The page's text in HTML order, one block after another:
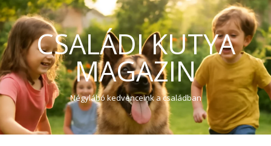
CSALÁDI KUTYA
MAGAZIN
Négylábó kedvenceink a családban